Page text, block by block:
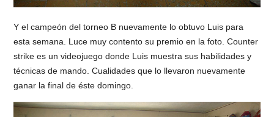
Y el campeón del torneo B nuevamente lo obtuvo Luis para
esta semana. Luce muy contento su premio en la foto. Counter
strike es un videojuego donde Luis muestra sus habilidades y
técnicas de mando. Cualidades que lo llevaron nuevamente
ganar la final de éste domingo.